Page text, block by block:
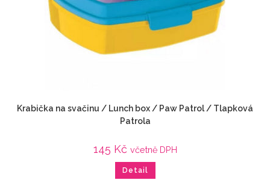
Krabička na svačinu / Lunch box / Paw Patrol / Tlapková
Patrola
145 Kč včetně DPH
Detail